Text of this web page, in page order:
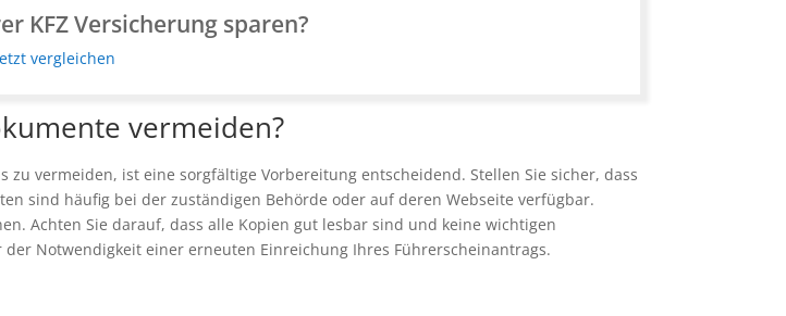
KFZ Versicherung sparen?
vergleichen
vermeiden?
vermeiden, ist eine sorgfältige Vorbereitung entscheidend. Stellen Sie sicher, dass
sind häufig bei der zuständigen Behörde oder auf deren Webseite verfügbar.
Achten Sie darauf, dass alle Kopien gut lesbar sind und keine wichtigen
Notwendigkeit einer erneuten Einreichung Ihres Führerscheinantrags.